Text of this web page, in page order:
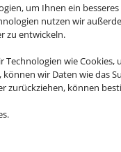
um Ihnen ein
nutzen wir
zu entwickeln.
wie
wir Daten wie das
zurückziehen, können
UM
Events weltweit.